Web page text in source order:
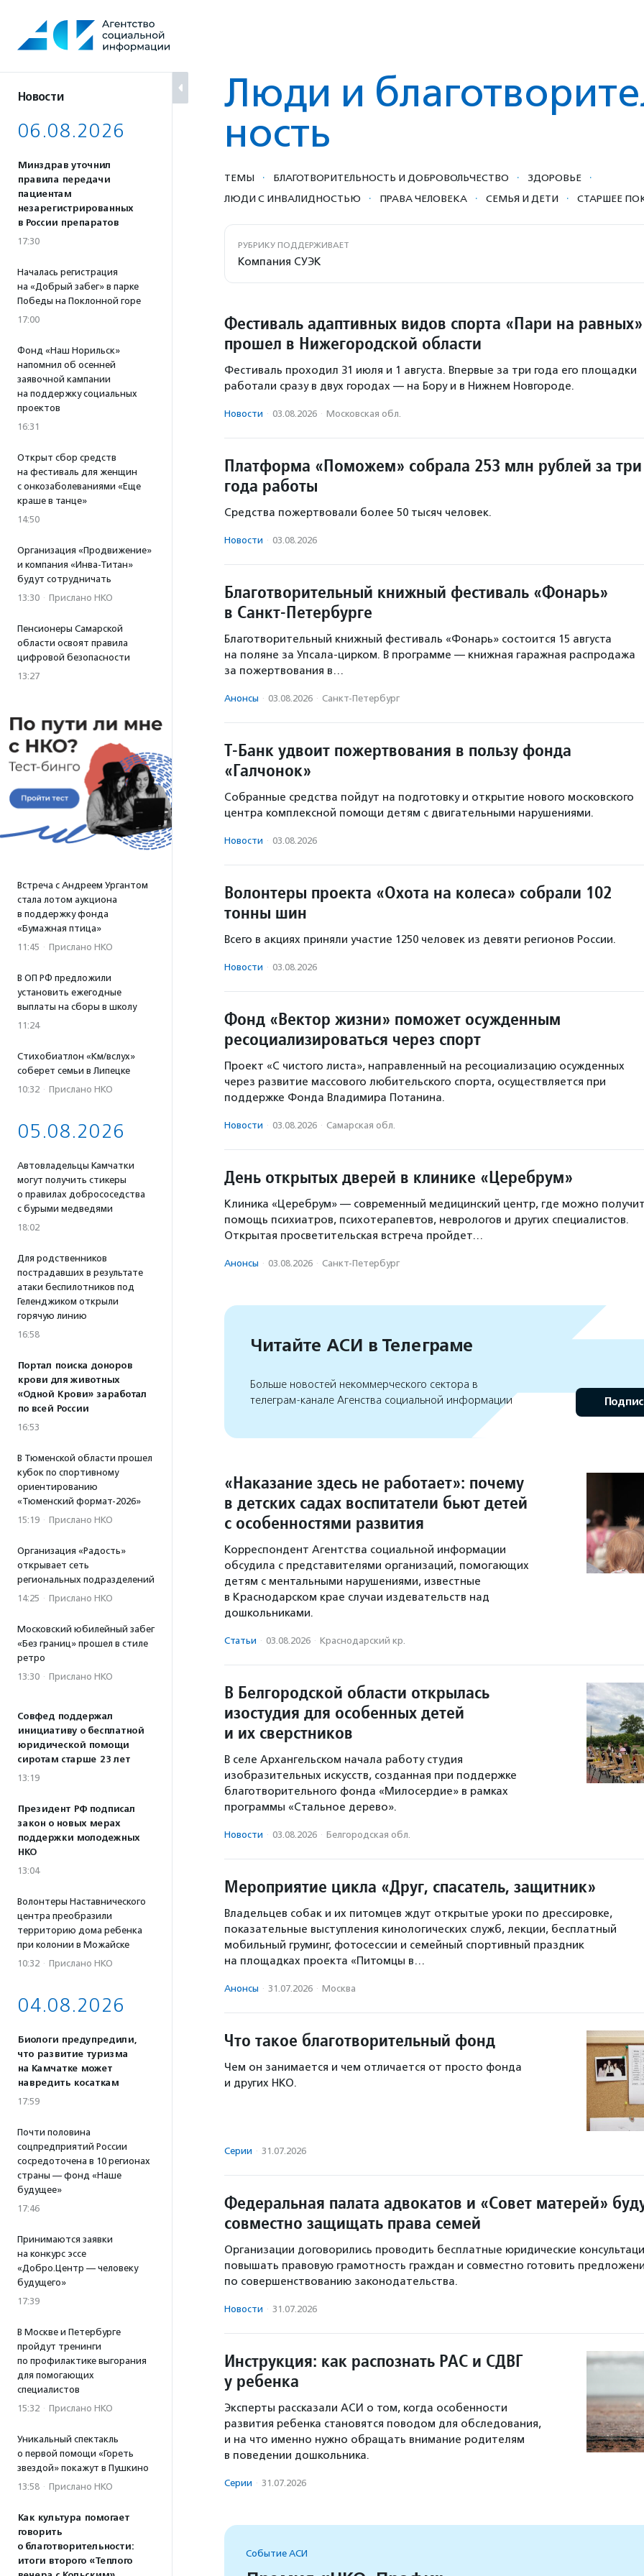
содержанию
Новости
06.08.2026
Минздрав уточнил
правила передачи
пациентам
незарегистрированных
в России препаратов
17:30
Началась регистрация
на «Добрый забег» в парке
Победы на Поклонной горе
17:00
Фонд «Наш Норильск»
напомнил об осенней
заявочной кампании
на поддержку социальных
проектов
16:31
Открыт сбор средств
на фестиваль для женщин
с онкозаболеваниями «Еще
краше в танце»
14:50
Организация «Продвижение»
и компания «Инва-Титан»
будут сотрудничать
13:30 · Прислано НКО
Пенсионеры Самарской
области освоят правила
цифровой безопасности
13:27
Встреча с Андреем Ургантом
стала лотом аукциона
в поддержку фонда
«Бумажная птица»
11:45 · Прислано НКО
В ОП РФ предложили
установить ежегодные
выплаты на сборы в школу
11:24
Стихобиатлон «Км/вслух»
соберет семьи в Липецке
10:32 · Прислано НКО
05.08.2026
Автовладельцы Камчатки
могут получить стикеры
о правилах добрососедства
с бурыми медведями
18:02
Для родственников
пострадавших в результате
атаки беспилотников под
Геленджиком открыли
горячую линию
16:58
Портал поиска доноров
крови для животных
«Одной Крови» заработал
по всей России
16:53
В Тюменской области прошел
кубок по спортивному
ориентированию
«Тюменский формат-2026»
15:19 · Прислано НКО
Организация «Радость»
открывает сеть
региональных подразделений
14:25 · Прислано НКО
Московский юбилейный забег
«Без границ» прошел в стиле
ретро
13:30 · Прислано НКО
Совфед поддержал
инициативу о бесплатной
юридической помощи
сиротам старше 23 лет
13:19
Президент РФ подписал
закон о новых мерах
поддержки молодежных
НКО
13:04
Волонтеры Наставнического
центра преобразили
территорию дома ребенка
при колонии в Можайске
10:32 · Прислано НКО
04.08.2026
Биологи предупредили,
что развитие туризма
на Камчатке может
навредить косаткам
17:59
Почти половина
соцпредприятий России
сосредоточена в 10 регионах
страны — фонд «Наше
будущее»
17:46
Принимаются заявки
на конкурс эссе
«Добро.Центр — человеку
будущего»
17:39
В Москве и Петербурге
пройдут тренинги
по профилактике выгорания
для помогающих
специалистов
15:32 · Прислано НКО
Уникальный спектакль
о первой помощи «Гореть
звездой» покажут в Пушкино
13:58 · Прислано НКО
Как культура помогает
говорить
о благотворительности:
итоги второго «Теплого
Люди и
ность
ТЕМЫ · БЛАГОТВОРИ­ТЕЛЬ­НОСТЬ И ДОБРОВОЛЬ­ЧЕСТ­ВО · ЗДОРОВЬЕ ·
ЛЮДИ С ИНВАЛИДНОСТЬЮ · ПРАВА ЧЕЛОВЕКА · СЕМЬЯ И ДЕТИ · СТАРШЕЕ
РУБРИКУ ПОДДЕРЖИВАЕТ
Компания СУЭК
Фестиваль адаптивных видов спорта «Пари на равных»
прошел в Нижегородской области
Фестиваль проходил 31 июля и 1 августа. Впервые за три года его площадки
работали сразу в двух городах — на Бору и в Нижнем Новгороде.
Новости · 03.08.2026 · Московская обл.
Платформа «Поможем» собрала 253 млн рублей за три
года работы
Средства пожертвовали более 50 тысяч человек.
Новости · 03.08.2026
Благотворительный книжный фестиваль «Фонарь»
в Санкт-Петербурге
Благотворительный книжный фестиваль «Фонарь» состоится 15 августа
на поляне за Упсала-цирком. В программе — книжная гаражная распродажа
за пожертвования в…
Анонсы · 03.08.2026 · Санкт-Петербург
Т-Банк удвоит пожертвования в пользу фонда
«Галчонок»
Собранные средства пойдут на подготовку и открытие нового московского
центра комплексной помощи детям с двигательными нарушениями.
Новости · 03.08.2026
Волонтеры проекта «Охота на колеса» собрали 102
тонны шин
Всего в акциях приняли участие 1250 человек из девяти регионов России.
Новости · 03.08.2026
Фонд «Вектор жизни» поможет осужденным
ресоциализироваться через спорт
Проект «С чистого листа», направленный на ресоциализацию осужденных
через развитие массового любительского спорта, осуществляется при
поддержке Фонда Владимира Потанина.
Новости · 03.08.2026 · Самарская обл.
День открытых дверей в клинике «Церебрум»
Клиника «Церебрум» — современный медицинский центр, где можно
помощь психиатров, психотерапевтов, неврологов и других специалистов.
Открытая просветительская встреча пройдет…
Анонсы · 03.08.2026 · Санкт-Петербург
Читайте АСИ в Телеграме
Больше новостей некоммерческого сектора в
телеграм-канале Агенства социальной информации
«Наказание здесь не работает»: почему
в детских садах воспитатели бьют детей
с особенностями развития
Корреспондент Агентства социальной информации
обсудила с представителями организаций, помогающих
детям с ментальными нарушениями, известные
в Краснодарском крае случаи издевательств над
дошкольниками.
Статьи · 03.08.2026 · Краснодарский кр.
В Белгородской области открылась
изостудия для особенных детей
и их сверстников
В селе Архангельском начала работу студия
изобразительных искусств, созданная при поддержке
благотворительного фонда «Милосердие» в рамках
программы «Стальное дерево».
Новости · 03.08.2026 · Белгородская обл.
Мероприятие цикла «Друг, спасатель, защитник»
Владельцев собак и их питомцев ждут открытые уроки по дрессировке,
показательные выступления кинологических служб, лекции, бесплатный
мобильный груминг, фотосессии и семейный спортивный праздник
на площадках проекта «Питомцы в…
Анонсы · 31.07.2026 · Москва
Что такое благотворительный фонд
Чем он занимается и чем отличается от просто фонда
и других НКО.
Серии · 31.07.2026
Федеральная палата адвокатов и «Совет матерей»
совместно защищать права семей
Организации договорились проводить бесплатные юридические
повышать правовую грамотность граждан и совместно готовить
по совершенствованию законодательства.
Новости · 31.07.2026
Инструкция: как распознать РАС и СДВГ
у ребенка
Эксперты рассказали АСИ о том, когда особенности
развития ребенка становятся поводом для обследования,
и на что именно нужно обращать внимание родителям
в поведении дошкольника.
Серии · 31.07.2026
Событие АСИ